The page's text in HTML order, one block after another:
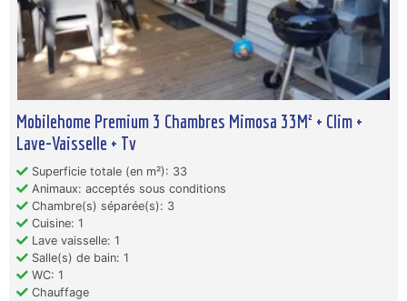
Mobilehome Premium 3 Chambres Mimosa 33M² + Clim +
Lave-Vaisselle + Tv
Superficie totale (en m²): 33
Animaux: acceptés sous conditions
Chambre(s) séparée(s): 3
Cuisine: 1
Lave vaisselle: 1
Salle(s) de bain: 1
WC: 1
Chauffage